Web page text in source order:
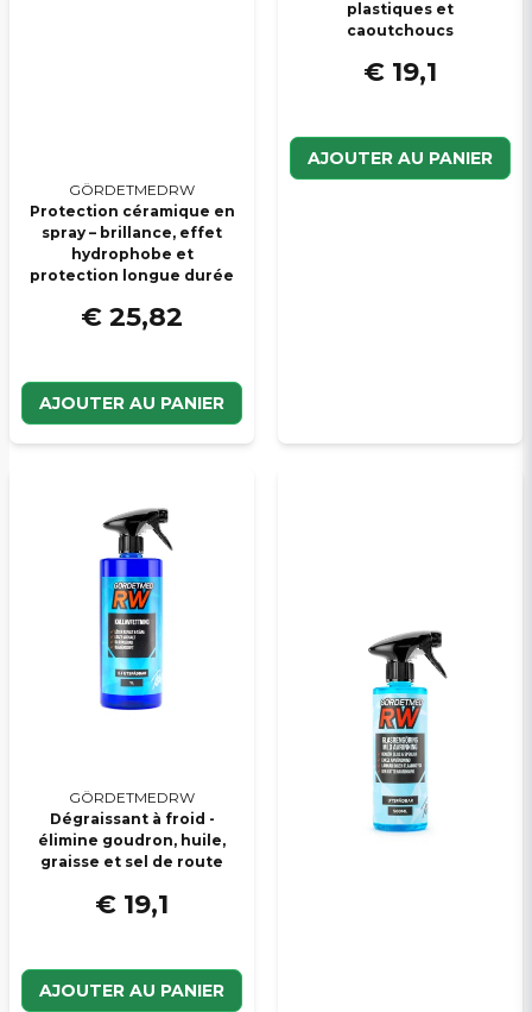
GÖRDETMEDRW
Protection céramique en
spray – brillance, effet
hydrophobe et
protection longue durée
€ 25,82
AJOUTER AU PANIER
plastiques et
caoutchoucs
€ 19,1
AJOUTER AU PANIER
GÖRDETMEDRW
Dégraissant à froid -
élimine goudron, huile,
graisse et sel de route
€ 19,1
AJOUTER AU PANIER